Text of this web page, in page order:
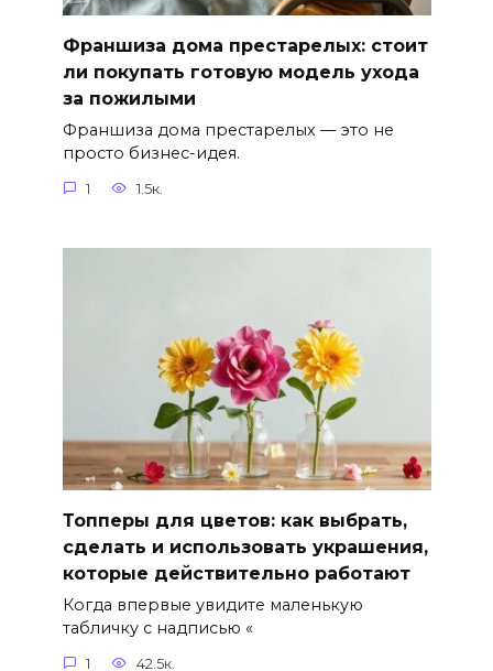
Франшиза дома престарелых: стоит
ли покупать готовую модель ухода
за пожилыми
Франшиза дома престарелых — это не
просто бизнес-идея.
1 1.5к.
Топперы для цветов: как выбрать,
сделать и использовать украшения,
которые действительно работают
Когда впервые увидите маленькую
табличку с надписью «
1 42.5к.